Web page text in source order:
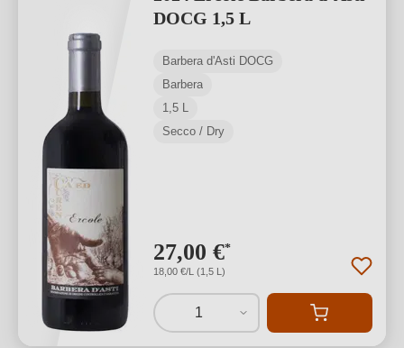
DOCG 1,5 L
Barbera d'Asti DOCG
Barbera
1,5 L
Secco / Dry
27,00 €*
18,00 €/L (1,5 L)
1